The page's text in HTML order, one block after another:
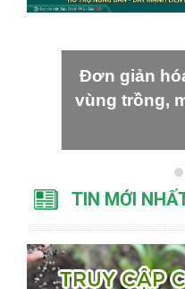
Đơn giản
vùng trồng,
TIN MỚI